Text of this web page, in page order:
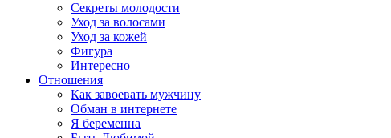
Секреты молодости
Уход за волосами
Уход за кожей
Фигура
Интересно
Отношения
Как завоевать мужчину
Обман в интернете
Я беременна